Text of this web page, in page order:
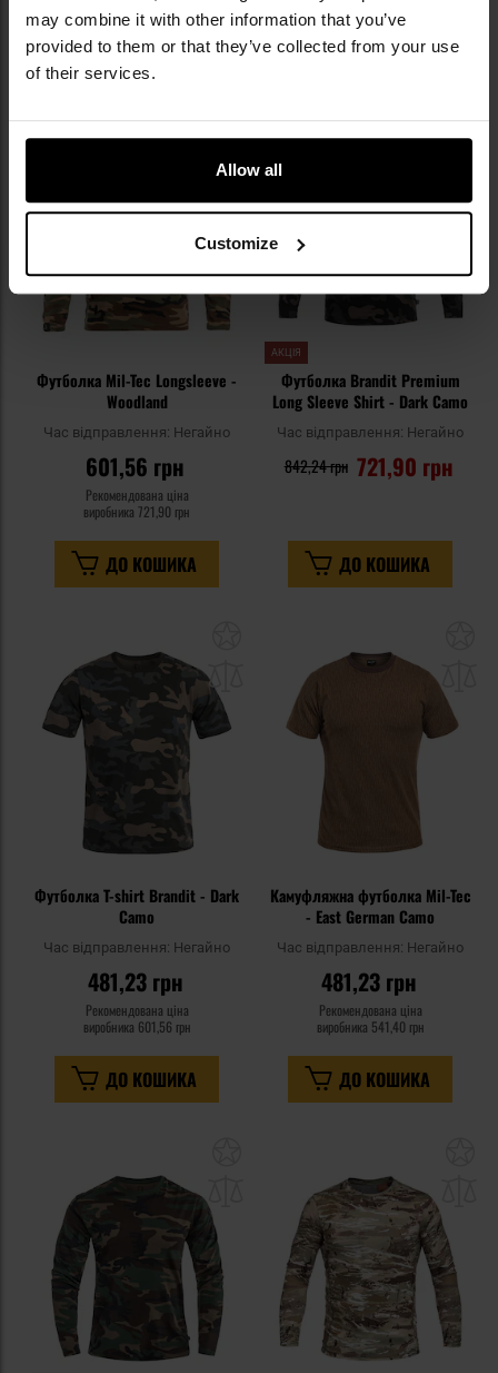
may combine it with other information that you’ve
provided to them or that they’ve collected from your use
of their services.
Allow all
Customize
ДО КОШИКА ДО КОШИКА
Додати
до
списку
Футболка Mil-Tec Longsleeve -
Woodland
Час відправлення: Негайно
601,56 грн
Рекомендована ціна
виробника 721,90 грн
ДО КОШИКА
АКЦІЯ
Футболка Brandit Premium
Long Sleeve Shirt - Dark Camo
Час відправлення: Негайно
721,90 грн
842,24 грн
ДО КОШИКА
списку
уподобань
Футболка T-shirt Brandit - Dark
Camo
Час відправлення: Негайно
481,23 грн
Рекомендована ціна
виробника 601,56 грн
ДО КОШИКА
Камуфляжна футболка Mil-Tec
- East German Camo
Час відправлення: Негайно
481,23 грн
Рекомендована ціна
виробника 541,40 грн
ДО КОШИКА
уподобань